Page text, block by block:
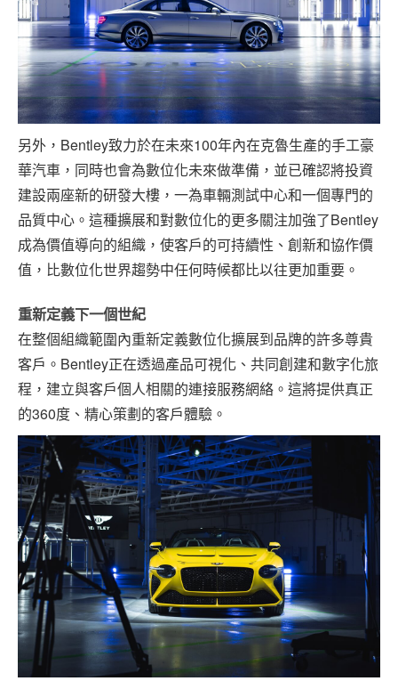
另外，Bentley致力於在未來100年內在克魯生產的手工豪
華汽車，同時也會為數位化未來做準備，並已確認將投資
建設兩座新的研發大樓，一為車輛測試中心和一個專門的
品質中心。這種擴展和對數位化的更多關注加強了Bentley
成為價值導向的組織，使客戶的可持續性、創新和協作價
值，比數位化世界趨勢中任何時候都比以往更加重要。
重新定義下一個世紀
在整個組織範圍內重新定義數位化擴展到品牌的許多尊貴
客戶。Bentley正在透過產品可視化、共同創建和數字化旅
程，建立與客戶個人相關的連接服務網絡。這將提供真正
的360度、精心策劃的客戶體驗。